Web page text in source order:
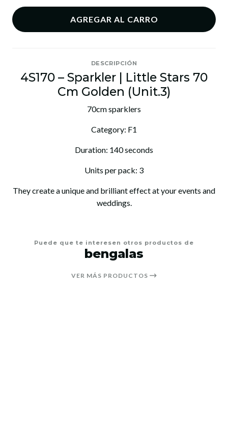
AGREGAR AL CARRO
DESCRIPCIÓN
4S170 – Sparkler | Little Stars 70
Cm Golden (Unit.3)
70cm sparklers
Category: F1
Duration: 140 seconds
Units per pack: 3
They create a unique and brilliant effect at your events and
weddings.
Puede que te interesen otros productos de
bengalas
VER MÁS PRODUCTOS